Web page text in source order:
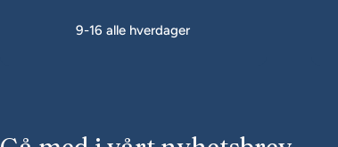
9-16 alle hverdager